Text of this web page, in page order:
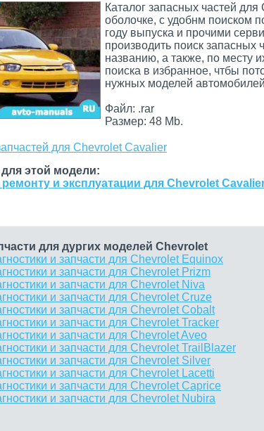
Каталог запасных частей
оболочке, с удобнм поиском
году выпуска и прочими
производить поиск запасных
названию, а также, по месту
поиска в избранное, чтбы
нужных моделей
Файл: .rar
Размер: 48 Mb.
для Chevrolet Cavalier
этой модели:
и эксплуатации для Chevrolet
для дургих моделей Chevrolet
и запчасти для Chevrolet Equinox
и запчасти для Chevrolet Prizm
и запчасти для Chevrolet Niva
и запчасти для Chevrolet Cruze
и запчасти для Chevrolet Cobalt
и запчасти для Chevrolet Tracker
и запчасти для Chevrolet Aveo
и запчасти для Chevrolet TrailBlazer
и запчасти для Chevrolet Silver
и запчасти для Chevrolet Lacetti
и запчасти для Chevrolet Caprice
и запчасти для Chevrolet Nubira